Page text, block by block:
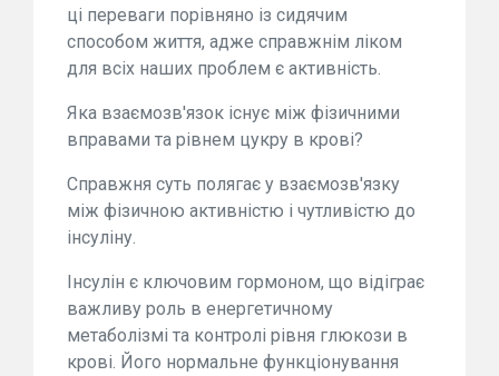
ці переваги порівняно із сидячим
способом життя, адже справжнім ліком
для всіх наших проблем є активність.
Яка взаємозв'язок існує між фізичними
вправами та рівнем цукру в крові?
Справжня суть полягає у взаємозв'язку
між фізичною активністю і чутливістю до
інсуліну.
Інсулін є ключовим гормоном, що відіграє
важливу роль в енергетичному
метаболізмі та контролі рівня глюкози в
крові. Його нормальне функціонування